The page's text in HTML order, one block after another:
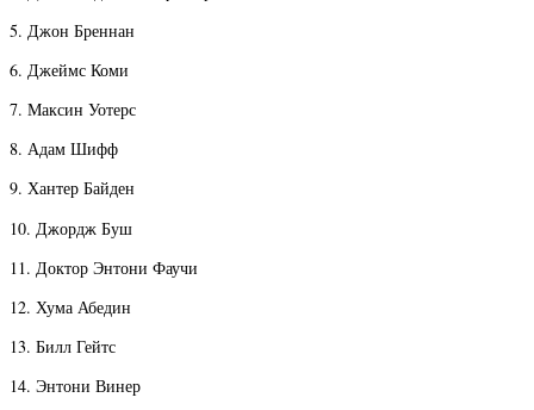
5. Джон Бреннан
6. Джеймс Коми
7. Максин Уотерс
8. Адам Шифф
9. Хантер Байден
10. Джордж Буш
11. Доктор Энтони Фаучи
12. Хума Абедин
13. Билл Гейтс
14. Энтони Винер